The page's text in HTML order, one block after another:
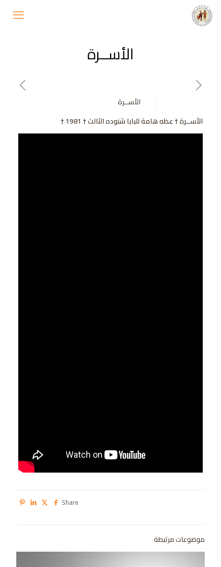
الأســرة
الأســرة
الأســرة † عظه هامة للبابا شنوده الثالث † 1981
†
Share
موضوعات مرتبطة